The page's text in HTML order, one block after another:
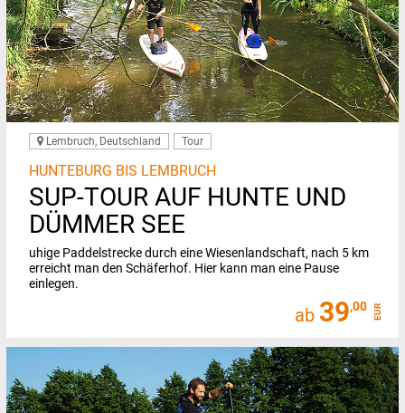
Lembruch, Deutschland Tour
HUNTEBURG BIS LEMBRUCH
SUP-TOUR AUF HUNTE UND
DÜMMER SEE
uhige Paddelstrecke durch eine Wiesenlandschaft, nach 5 km
erreicht man den Schäferhof. Hier kann man eine Pause
einlegen.
ab 39,00 EUR